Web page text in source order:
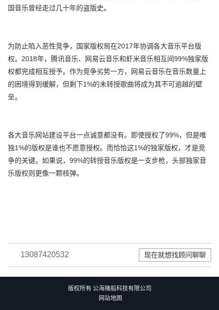
国音乐曾经走过几十年的盗版史。
为防止陷入恶性竞争，国家版权局在2017年协调各大音乐平台版
权。2018年，腾讯音乐、网易云音乐和虾米音乐相互间99%独家版
权都完成相互授予。作为竞争劣势一方，网易云音乐在音乐数量上
的困境得到缓解，但剩下1%的未转授歌曲将成为其不可逾越的壁
垒。
各大音乐网站建设平台一点诚意都没有。即使授权了99%，但是唯
独1%的版权是谁也不愿意授权。而恰恰这1%的独家版权，才是竞
争的关键。如果说，99%的转授音乐版权是一支步枪，头部独家音
乐版权则更像一颗核弹。
13087420532 现在就想找顾问聊聊
版权所有 公海赌船科技有限公司
网站地图